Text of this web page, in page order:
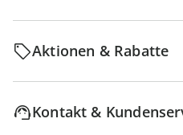
Aktionen & Rabatte
Kontakt &